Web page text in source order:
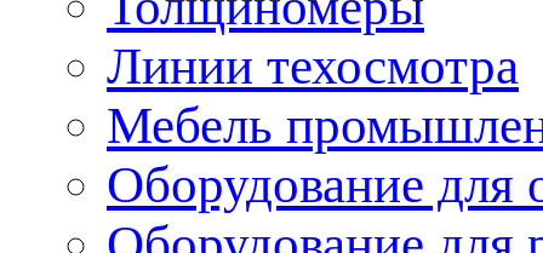
Линии техосмотра
Мебель
Оборудование для